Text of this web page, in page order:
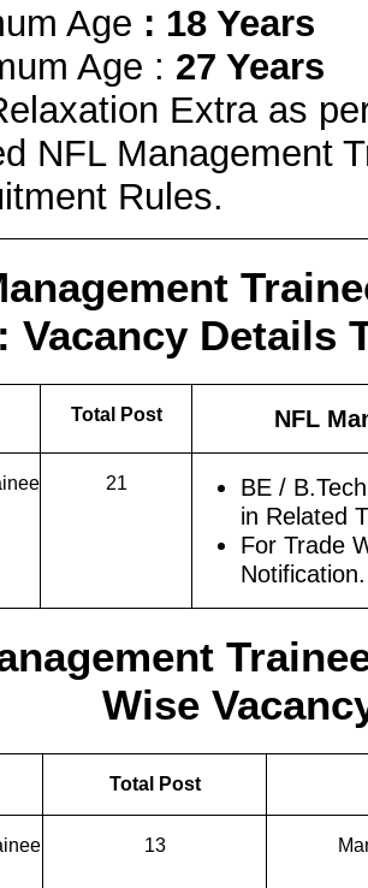
Age : 18 Years
Age : 27 Years
Extra as
NFL Management
Rules.
: Vacancy Details
Total Post NFL
21
BE /
in Related
For Trade
Notification.
Wise
Total Post
13